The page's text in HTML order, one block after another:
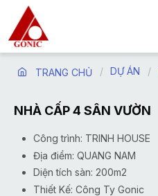
TRANG CHỦ DỰ ÁN
NHÀ CẤP 4 SÂN VƯỜN
Công trình: TRINH HOUSE
Địa điểm: QUANG NAM
Diện tích sàn: 200m2
Thiết Kế: Công Ty Gonic